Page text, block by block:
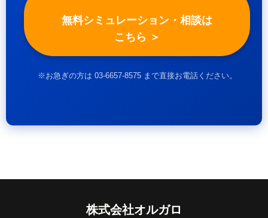
無料シミュレーション・相談は
こちら ＞
※お急ぎの方は 03-6657-8575 まで直接お電話ください。
株式会社オルガロ